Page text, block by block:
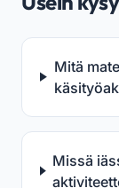
Mitä
Missä